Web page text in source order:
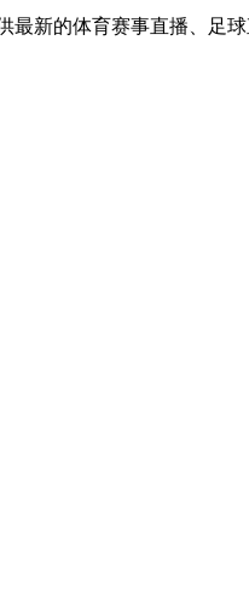
新的体育赛事直播、足球